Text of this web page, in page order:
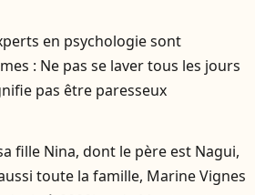
en psychologie sont
: Ne pas se laver tous les jours
pas être paresseux
fille Nina, dont le père est Nagui,
toute la famille, Marine Vignes